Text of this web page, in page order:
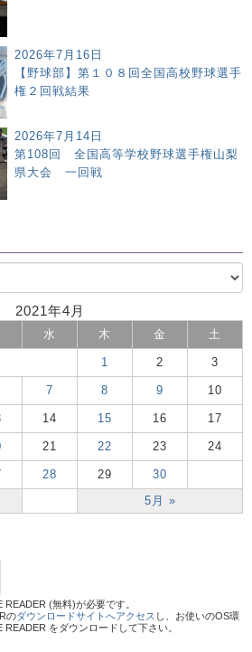
2026年7月16日
【野球部】第１０８回全国高校野球選手
権２回戦結果
2026年7月14日
第108回 全国高等学校野球選手権山梨
県大会 一回戦
2021年4月
水 木 金 土
5月 »
1 2 3
7 8 9 10
14 15 16 17
21 22 23 24
28 29 30
(無料)が必要です。
のダウンロードサイトへアクセス し、お使いのOS環
をダウンロードして下さい。